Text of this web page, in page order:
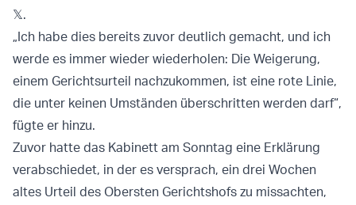
𝕏.
„Ich habe dies bereits zuvor deutlich gemacht, und ich
werde es immer wieder wiederholen: Die Weigerung,
einem Gerichtsurteil nachzukommen, ist eine rote Linie,
die unter keinen Umständen überschritten werden darf“,
fügte er hinzu.
Zuvor hatte das Kabinett am Sonntag eine Erklärung
verabschiedet, in der es versprach, ein drei Wochen
altes Urteil des Obersten Gerichtshofs zu missachten,